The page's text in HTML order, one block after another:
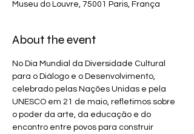
Museu do Louvre, 75001 Paris, França
About the event
No Dia Mundial da Diversidade Cultural
para o Diálogo e o Desenvolvimento,
celebrado pelas Nações Unidas e pela
UNESCO em 21 de maio, refletimos sobre
o poder da arte, da educação e do
encontro entre povos para construir